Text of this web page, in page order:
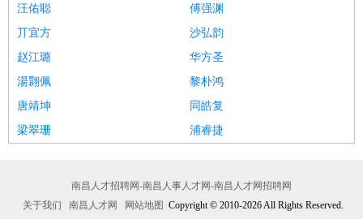
汪佑聪
傅强渊
丌宜方
沙弘韵
赵江璐
华方圣
湯翾佩
黎朴鸿
唐靖坤
同皓复
梁翠珊
浦睿捷
南昌人才招聘网-南昌人事人才网-南昌人才网招聘网
关于我们
南昌人才网 网站地图 Copyright © 2010-2026 All Rights Reserved.